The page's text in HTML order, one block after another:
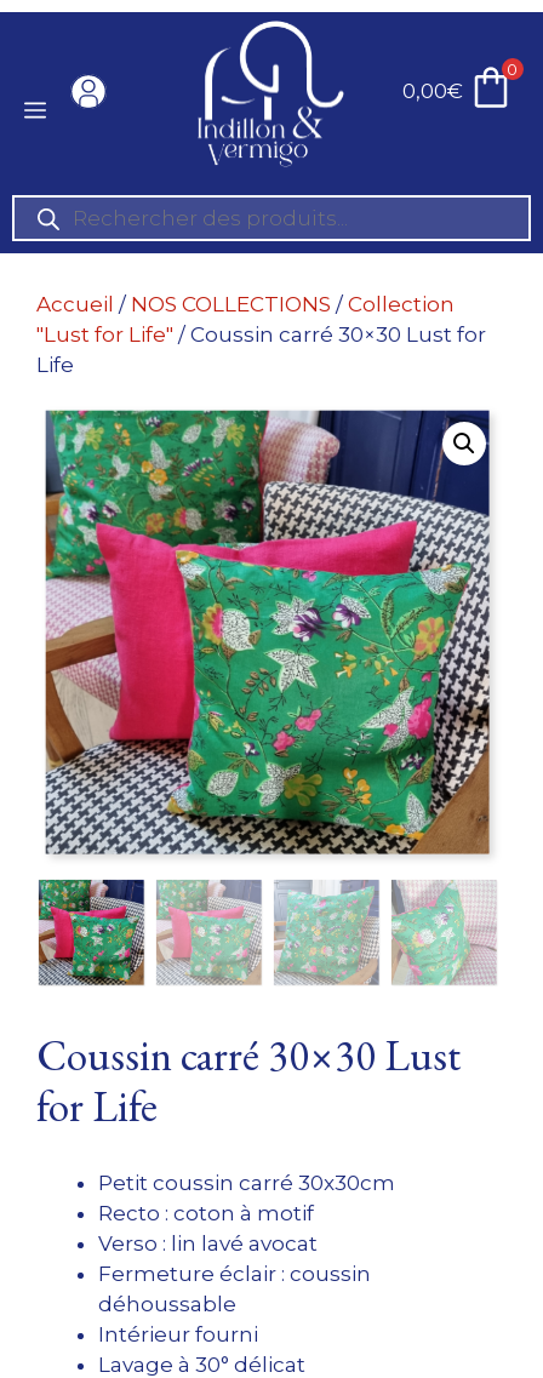
Aller
contenu
Menu
0,00€
0
Recherche
de
produits
Accueil / NOS COLLECTIONS /Collection
"Lust for Life" / Coussin carré 30×30 Lust for
Life
Coussin carré 30×30 Lust
for Life
Petit coussin carré 30x30cm
Recto : coton à motif
Verso : lin lavé avocat
Fermeture éclair : coussin
déhoussable
Intérieur fourni
Lavage à 30° délicat